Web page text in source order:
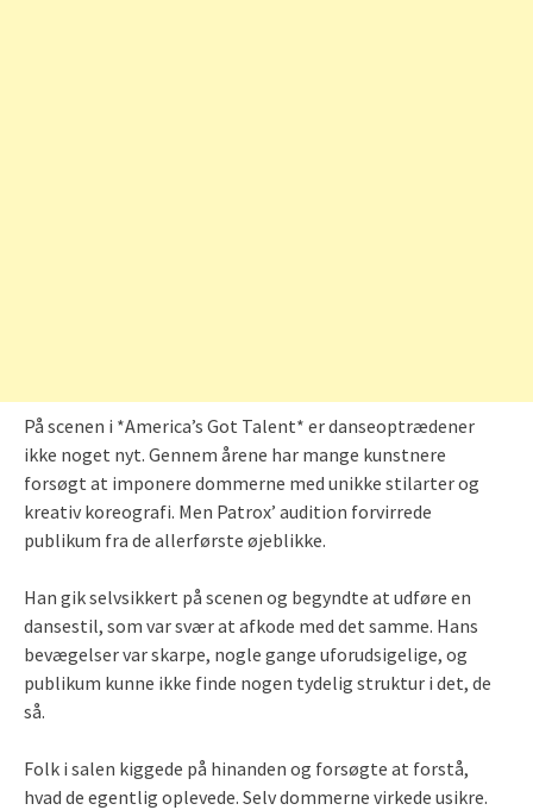
På scenen i *America’s Got Talent* er danseoptrædener
ikke noget nyt. Gennem årene har mange kunstnere
forsøgt at imponere dommerne med unikke stilarter og
kreativ koreografi. Men Patrox’ audition forvirrede
publikum fra de allerførste øjeblikke.
Han gik selvsikkert på scenen og begyndte at udføre en
dansestil, som var svær at afkode med det samme. Hans
bevægelser var skarpe, nogle gange uforudsigelige, og
publikum kunne ikke finde nogen tydelig struktur i det, de
så.
Folk i salen kiggede på hinanden og forsøgte at forstå,
hvad de egentlig oplevede. Selv dommerne virkede usikre.